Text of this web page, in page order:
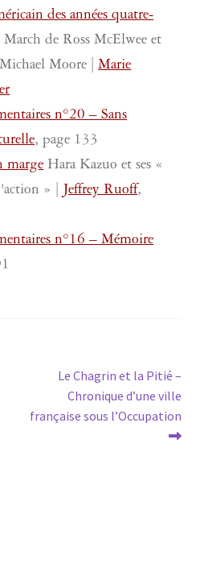
des années quatre-
de Ross McElwee et
Moore |Marie
n°20 – Sans
, page 133
margeHara Kazuo et ses «
» |
Jeffrey Ruoff,
n°16 – Mémoire
Article
suivant :
Le Chagrin et la Pitié –
Chronique d’une ville
française sous l’Occupation